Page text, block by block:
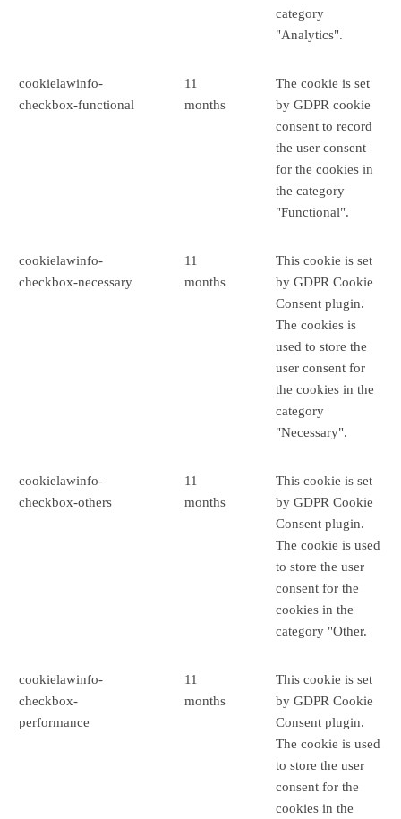
category
"Analytics".
cookielawinfo-
checkbox-functional
11
months
The cookie is set
by GDPR cookie
consent to record
the user consent
for the cookies in
the category
"Functional".
cookielawinfo-
checkbox-necessary
11
months
This cookie is set
by GDPR Cookie
Consent plugin.
The cookies is
used to store the
user consent for
the cookies in the
category
"Necessary".
cookielawinfo-
checkbox-others
11
months
This cookie is set
by GDPR Cookie
Consent plugin.
The cookie is used
to store the user
consent for the
cookies in the
category "Other.
cookielawinfo-
checkbox-
performance
11
months
This cookie is set
by GDPR Cookie
Consent plugin.
The cookie is used
to store the user
consent for the
cookies in the